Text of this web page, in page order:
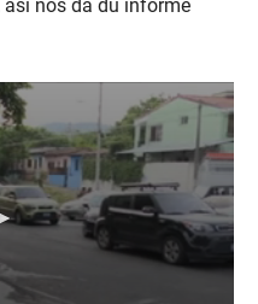
así nos da du informe